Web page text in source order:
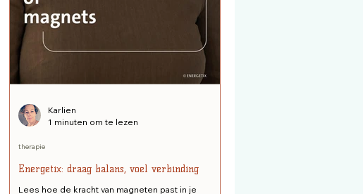
Energetix: draag balans, voel verbinding
Lees hoe de kracht van magneten past in je
therapie
Karlien
1 minuten om te lezen